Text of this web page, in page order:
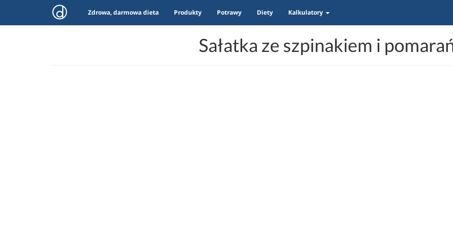
Zdrowa, darmowa dieta Produkty Potrawy Diety Kalkulatory
Sałatka ze szpinakiem i